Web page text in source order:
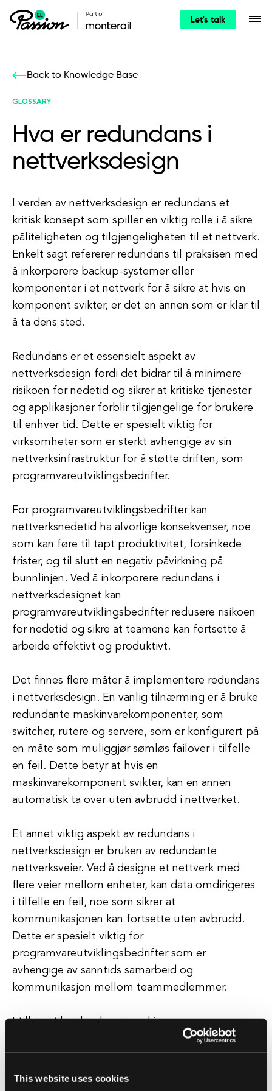
This website uses cookies
Let's talk
Back to Knowledge Base
GLOSSARY
Hva er redundans i
nettverksdesign
I verden av nettverksdesign er redundans et
kritisk konsept som spiller en viktig rolle i å sikre
påliteligheten og tilgjengeligheten til et nettverk.
Enkelt sagt refererer redundans til praksisen med
å inkorporere backup-systemer eller
komponenter i et nettverk for å sikre at hvis en
komponent svikter, er det en annen som er klar til
å ta dens sted.
Redundans er et essensielt aspekt av
nettverksdesign fordi det bidrar til å minimere
risikoen for nedetid og sikrer at kritiske tjenester
og applikasjoner forblir tilgjengelige for brukere
til enhver tid. Dette er spesielt viktig for
virksomheter som er sterkt avhengige av sin
nettverksinfrastruktur for å støtte driften, som
programvareutviklingsbedrifter.
For programvareutviklingsbedrifter kan
nettverksnedetid ha alvorlige konsekvenser, noe
som kan føre til tapt produktivitet, forsinkede
frister, og til slutt en negativ påvirkning på
bunnlinjen. Ved å inkorporere redundans i
nettverksdesignet kan
programvareutviklingsbedrifter redusere risikoen
for nedetid og sikre at teamene kan fortsette å
arbeide effektivt og produktivt.
Det finnes flere måter å implementere redundans
i nettverksdesign. En vanlig tilnærming er å bruke
redundante maskinvarekomponenter, som
switcher, rutere og servere, som er konfigurert på
en måte som muliggjør sømløs failover i tilfelle
en feil. Dette betyr at hvis en
maskinvarekomponent svikter, kan en annen
automatisk ta over uten avbrudd i nettverket.
Et annet viktig aspekt av redundans i
nettverksdesign er bruken av redundante
nettverksveier. Ved å designe et nettverk med
flere veier mellom enheter, kan data omdirigeres
i tilfelle en feil, noe som sikrer at
kommunikasjonen kan fortsette uten avbrudd.
Dette er spesielt viktig for
programvareutviklingsbedrifter som er
avhengige av sanntids samarbeid og
kommunikasjon mellom teammedlemmer.
I tillegg til redundans i maskinvare og
programvareutviklingsbedrifter også dra nytte av
redundans på datasenter-nivå. Ved å bruke